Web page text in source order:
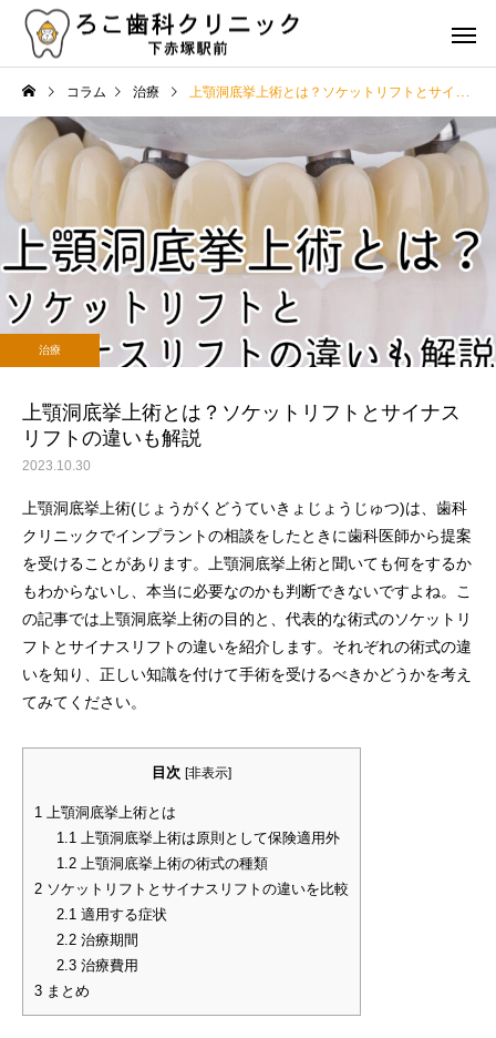
虫歯治療 歯周病治
歯の詰め物やクラウンの種
類とその特徴は？選び方の
ポイントも解説
コラム
歯の健康を維持するた
食事と栄養のポイント
コラム 治療 上顎洞底挙上術とは？ソケットリフトとサイナスリフトの違いも解説
治療
上顎洞底挙上術とは？ソケットリフトとサイナス
リフトの違いも解説
2023.10.30
上顎洞底挙上術(じょうがくどうていきょじょうじゅつ)は、歯科
クリニックでインプラントの相談をしたときに歯科医師から提案
を受けることがあります。上顎洞底挙上術と聞いても何をするか
もわからないし、本当に必要なのかも判断できないですよね。こ
の記事では上顎洞底挙上術の目的と、代表的な術式のソケットリ
フトとサイナスリフトの違いを紹介します。それぞれの術式の違
いを知り、正しい知識を付けて手術を受けるべきかどうかを考え
てみてください。
目次 [非表示]
1 上顎洞底挙上術とは
1.1上顎洞底挙上術は原則として保険適用外
1.2上顎洞底挙上術の術式の種類
2 ソケットリフトとサイナスリフトの違いを比較
2.1適用する症状
2.2治療期間
2.3治療費用
3 まとめ